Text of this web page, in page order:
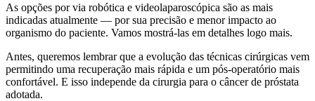
As opções por via robótica e videolaparoscópica são as mais
indicadas atualmente — por sua precisão e menor impacto ao
organismo do paciente. Vamos mostrá-las em detalhes logo mais.
Antes, queremos lembrar que a evolução das técnicas cirúrgicas vem
permitindo uma recuperação mais rápida e um pós-operatório mais
confortável. E isso independe da cirurgia para o câncer de próstata
adotada.